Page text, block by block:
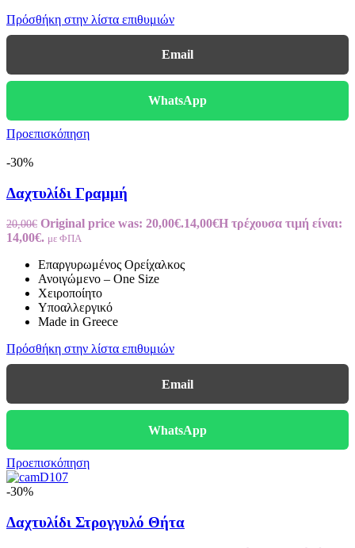
Πρόσθήκη στην λίστα επιθυμιών
Email
WhatsApp
Προεπισκόπηση
-30%
Δαχτυλίδι Γραμμή
20,00€ Original price was: 20,00€.14,00€Η τρέχουσα τιμή είναι:
14,00€. με ΦΠΑ
Επαργυρωμένος Ορείχαλκος
Ανοιγώμενο – One Size
Χειροποίητο
Υποαλλεργικό
Made in Greece
Πρόσθήκη στην λίστα επιθυμιών
Email
WhatsApp
Προεπισκόπηση
-30%
Δαχτυλίδι Στρογγυλό Θήτα